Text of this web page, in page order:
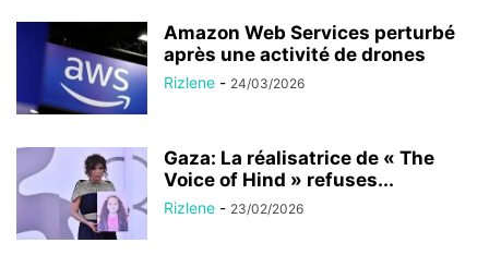
Amazon Web Services perturbé
après une activité de drones
Rizlene - 24/03/2026
Gaza: La réalisatrice de « The
Voice of Hind » refuses...
Rizlene - 23/02/2026